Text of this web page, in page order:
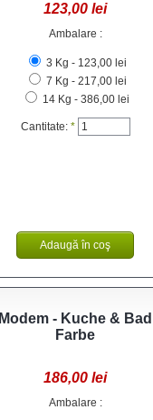
123,00 lei
Ambalare :
3 Kg - 123,00 lei
7 Kg - 217,00 lei
14 Kg - 386,00 lei
Cantitate: *
Modem - Kuche & Bad
Farbe
186,00 lei
Ambalare :